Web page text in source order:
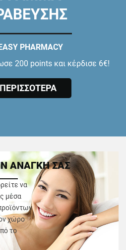
PHARMACY
200 points και κέρδισε 6€!
ΑΝΑΓΚΗ ΣΑΣ
να
μέσα
χώρο
το